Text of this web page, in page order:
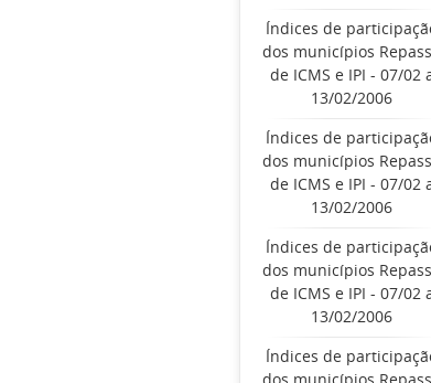
Índices de
dos municípios
de ICMS e IPI - 07/02
13/02/2006
Índices de
dos municípios
de ICMS e IPI - 07/02
13/02/2006
Índices de
dos municípios
de ICMS e IPI - 07/02
13/02/2006
Índices de